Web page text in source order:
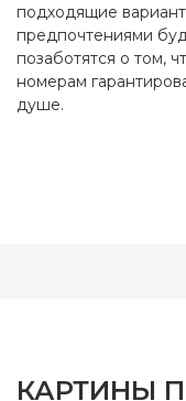
подходящие
предпочтениями
позаботятся о том,
номерам
душе.
КАРТИНЫ